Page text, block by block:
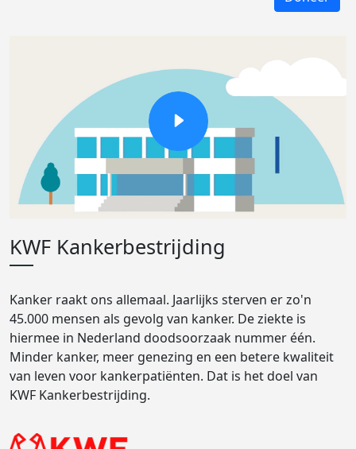
KWF Kankerbestrijding
Kanker raakt ons allemaal. Jaarlijks sterven er zo'n
45.000 mensen als gevolg van kanker. De ziekte is
hiermee in Nederland doodsoorzaak nummer één.
Minder kanker, meer genezing en een betere kwaliteit
van leven voor kankerpatiënten. Dat is het doel van
KWF Kankerbestrijding.